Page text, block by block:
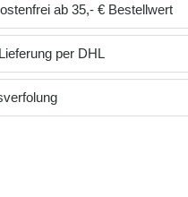
ab 35,- € Bestellwert
per DHL